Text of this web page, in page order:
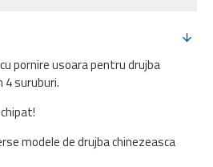
pornire usoara pentru drujba
4 suruburi.
modele de drujba chinezeasca